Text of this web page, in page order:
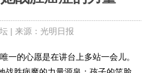
| 来源：光明日报
的心愿是在讲台上多站一会儿。